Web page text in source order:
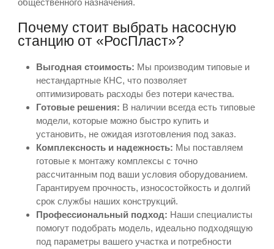
общественного назначения.
Почему стоит выбрать насосную
станцию от «РосПласт»?
Выгодная стоимость: Мы производим типовые и
нестандартные КНС, что позволяет
оптимизировать расходы без потери качества.
Готовые решения: В наличии всегда есть типовые
модели, которые можно быстро купить и
установить, не ожидая изготовления под заказ.
Комплексность и надежность: Мы поставляем
готовые к монтажу комплексы с точно
рассчитанным под ваши условия оборудованием.
Гарантируем прочность, износостойкость и долгий
срок службы наших конструкций.
Профессиональный подход: Наши специалисты
помогут подобрать модель, идеально подходящую
под параметры вашего участка и потребности